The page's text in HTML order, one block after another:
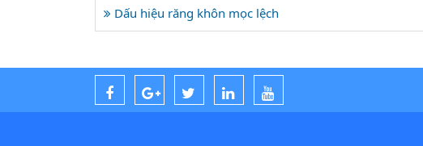
Dấu hiệu răng khôn mọc lệch